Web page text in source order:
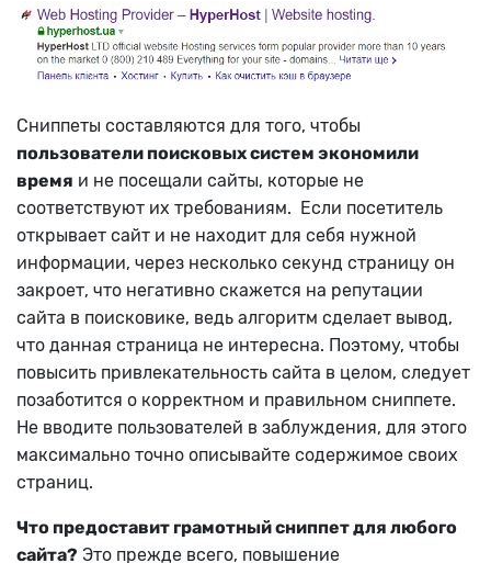
Сниппеты составляются для того, чтобы
пользователи поисковых систем экономили
время и не посещали сайты, которые не
соответствуют их требованиям. Если посетитель
открывает сайт и не находит для себя нужной
информации, через несколько секунд страницу он
закроет, что негативно скажется на репутации
сайта в поисковике, ведь алгоритм сделает вывод,
что данная страница не интересна. Поэтому, чтобы
повысить привлекательность сайта в целом, следует
позаботится о корректном и правильном сниппете.
Не вводите пользователей в заблуждения, для этого
максимально точно описывайте содержимое своих
страниц.
Что предоставит грамотный сниппет для любого
сайта? Это прежде всего, повышение